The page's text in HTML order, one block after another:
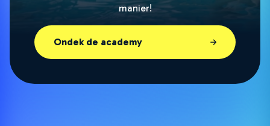
manier!
Ondek de academy